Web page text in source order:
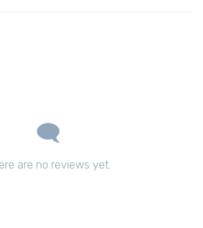
are no reviews yet.